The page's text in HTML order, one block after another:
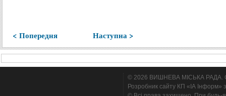
< Попередня Наступна >
© 2026 ВИШНЕВА МІСЬКА РАДА.
Розробник сайту КП «ІА Інформ»